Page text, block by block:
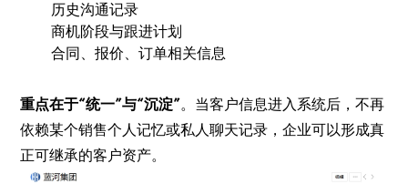
历史沟通记录
商机阶段与跟进计划
合同、报价、订单相关信息
重点在于“统一”与“沉淀”。当客户信息进入系统后，不再
依赖某个销售个人记忆或私人聊天记录，企业可以形成真
正可继承的客户资产。